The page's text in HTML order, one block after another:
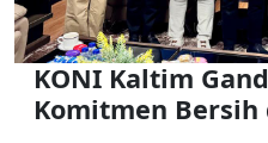
KONI Kaltim
Komitmen